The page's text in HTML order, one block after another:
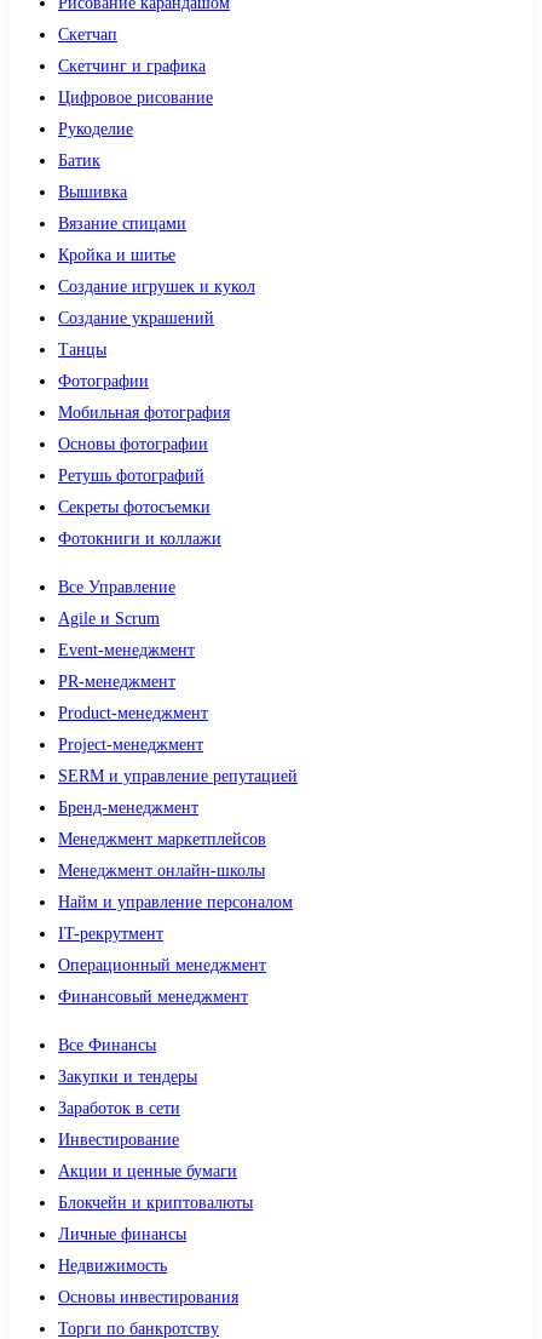
Скетчап
Скетчинг и графика
Цифровое рисование
Рукоделие
Батик
Вышивка
Вязание спицами
Кройка и шитье
Создание игрушек и кукол
Создание украшений
Танцы
Фотографии
Мобильная фотография
Основы фотографии
Ретушь фотографий
Секреты фотосъемки
Фотокниги и коллажи
Все Управление
Agile и Scrum
Event-менеджмент
PR-менеджмент
Product-менеджмент
Project-менеджмент
SERM и управление репутацией
Бренд-менеджмент
Менеджмент маркетплейсов
Менеджмент онлайн-школы
Найм и управление персоналом
IT-рекрутмент
Операционный менеджмент
Финансовый менеджмент
Все Финансы
Закупки и тендеры
Заработок в сети
Инвестирование
Акции и ценные бумаги
Блокчейн и криптовалюты
Личные финансы
Недвижимость
Основы инвестирования
Торги по банкротству